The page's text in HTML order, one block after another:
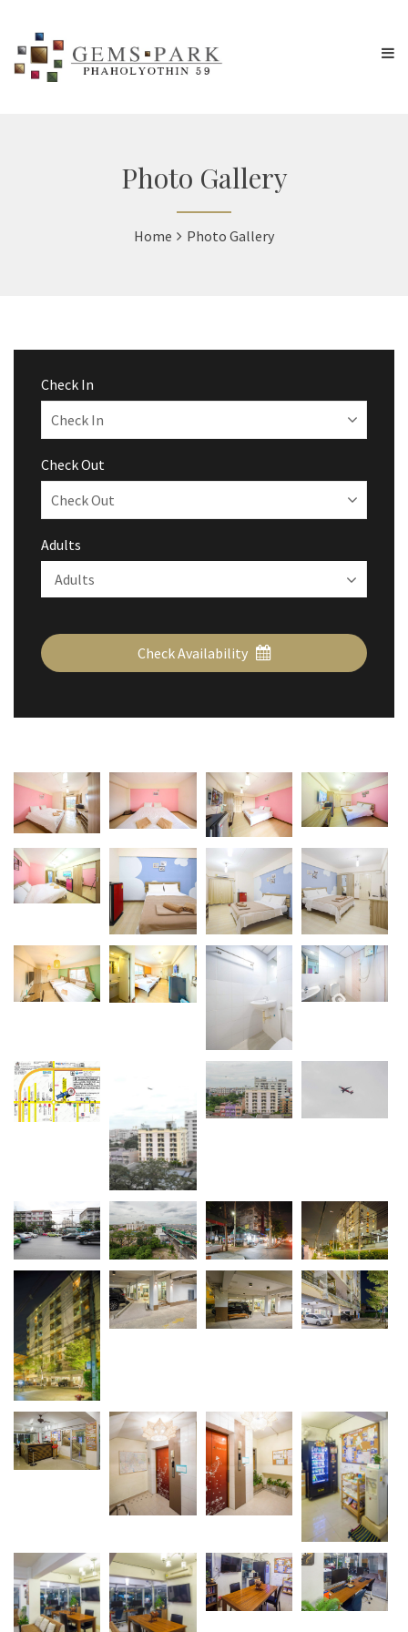
Photo Gallery
Home Photo Gallery
Check In
Check Out
Adults
Check Availability